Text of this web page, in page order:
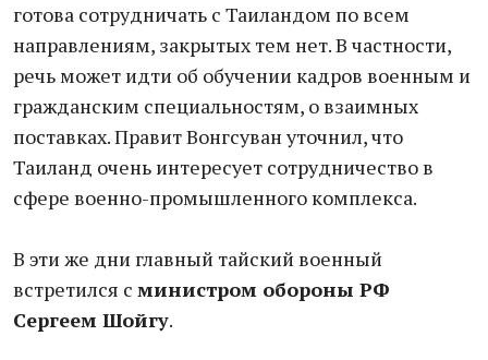
готова сотрудничать с Таиландом по всем
направлениям, закрытых тем нет. В частности,
речь может идти об обучении кадров военным и
гражданским специальностям, о взаимных
поставках. Правит Вонгсуван уточнил, что
Таиланд очень интересует сотрудничество в
сфере военно-промышленного комплекса.
В эти же дни главный тайский военный
встретился с министром обороны РФ
Сергеем Шойгу.